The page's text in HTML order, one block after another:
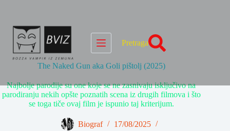
Pretraga
The Naked Gun aka Goli pištolj (2025)
Najbolje parodije su one koje se ne zasnivaju isključivo na
parodiranju nekih opšte poznatih scena iz drugih filmova i što
se toga tiče ovaj film je ispunio taj kriterijum.
Biograf
17/08/2025